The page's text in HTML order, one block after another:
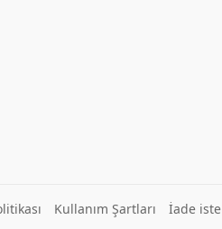
Kullanım Şartları İade iste